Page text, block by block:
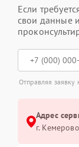
Если
свои данные
Отправляя заявку
Адрес
г.